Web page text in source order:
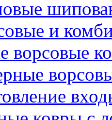
и
ворсовые